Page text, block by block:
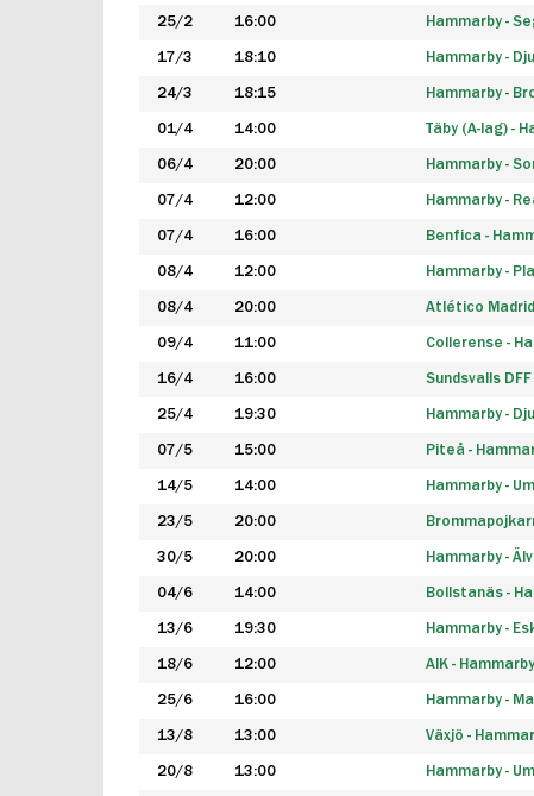
25/2 16:00 Hammarby -
17/3 18:10 Hammarby -
24/3 18:15 Hammarby -
01/4 14:00 Täby (A-lag) -
06/4 20:00 Hammarby -
07/4 12:00 Hammarby -
07/4 16:00 Benfica -
08/4 12:00 Hammarby -
08/4 20:00 Atlético
09/4 11:00 Collerense -
16/4 16:00 Sundsvalls
25/4 19:30 Hammarby -
07/5 15:00 Piteå -
14/5 14:00 Hammarby -
23/5 20:00
30/5 20:00 Hammarby -
04/6 14:00 Bollstanäs -
13/6 19:30 Hammarby -
18/6 12:00 AIK - Hammarby
25/6 16:00 Hammarby -
13/8 13:00 Växjö -
20/8 13:00 Hammarby -